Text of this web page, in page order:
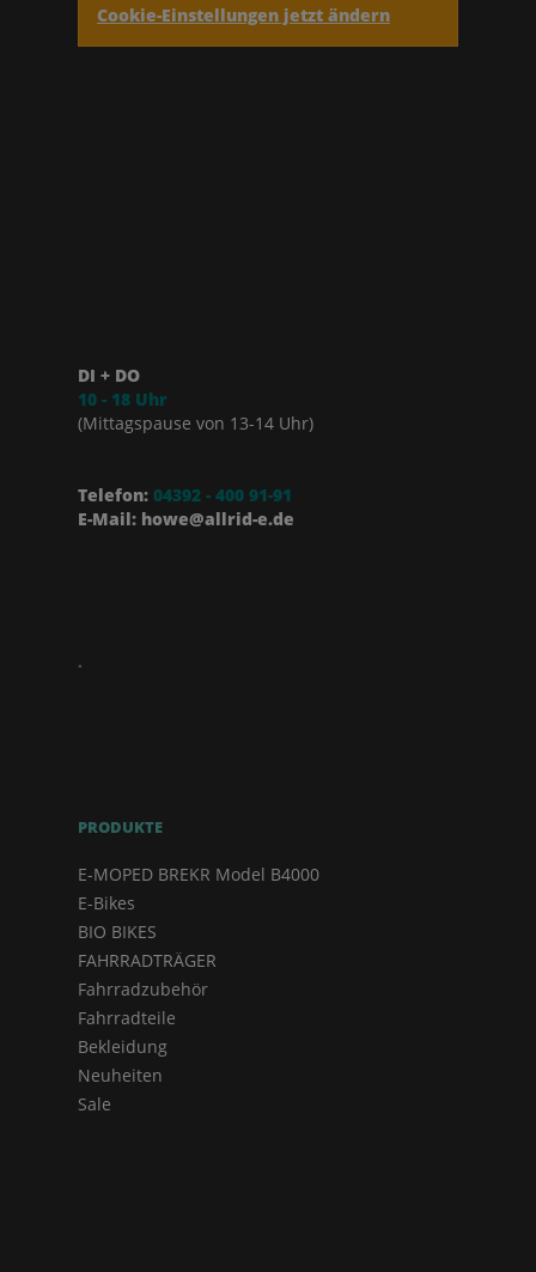
Cookie-Einstellungen jetzt ändern
DI + DO
10 - 18 Uhr
(Mittagspause von 13-14 Uhr)
Telefon: 04392 - 400 91-91
E-Mail: howe@allrid-e.de
.
PRODUKTE
E-MOPED BREKR Model B4000
E-Bikes
BIO BIKES
FAHRRADTRÄGER
Fahrradzubehör
Fahrradteile
Bekleidung
Neuheiten
Sale